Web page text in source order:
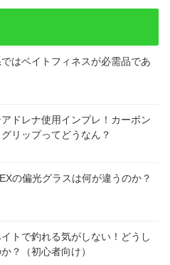
はベイトフィネスが必需品であ
ドレナ使用インプレ！カーボン
リップってどうなん？
の偏光グラスは何が違うのか？
トで釣れる気がしない！どうし
？（初心者向け）